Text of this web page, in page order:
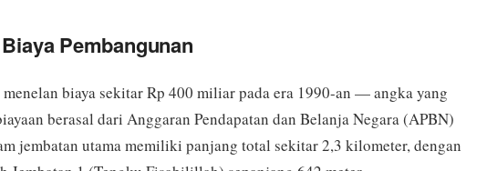
Pembangunan
menelan biaya sekitar Rp 400 miliar pada era 1990-an — angka yang
berasal dari Anggaran Pendapatan dan Belanja Negara (APBN)
jembatan utama memiliki panjang total sekitar 2,3 kilometer, dengan